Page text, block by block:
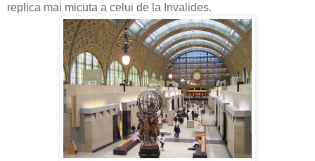
replica mai micuta a celui de la Invalides.